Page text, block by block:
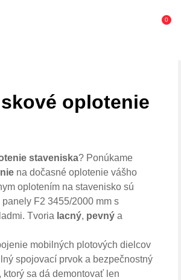
0
oplotenie
staveniska? Ponúkame
na dočasné oplotenie vášho
oplotením na stavenisko sú
F2 3455/2000 mm s
Tvoria lacný, pevný a
mobilných plotových dielcov
spojovací prvok a bezpečnostný
ktorý sa dá demontovať len